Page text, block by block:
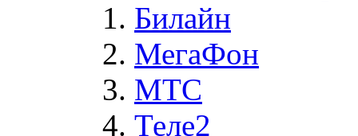
Билайн
МегаФон
MTC
Теле2